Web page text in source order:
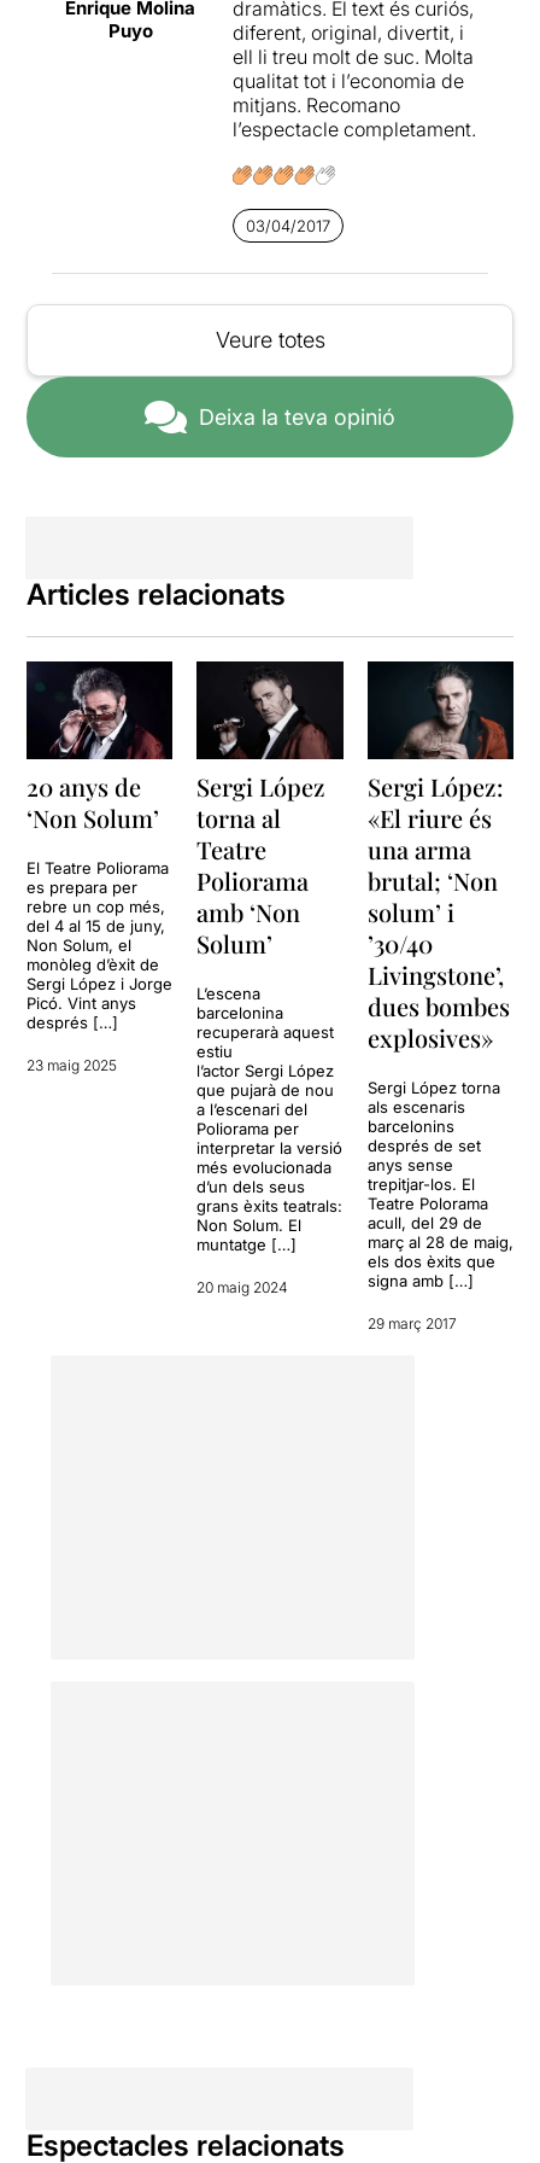
per connectar amb el públic
a través d’un llenguatge
escènic proper i universal.
En definitiva,Non Solumés
una peça singular, intel·ligent
i sensible. Un homenatge al
per les venes d’un actor
veritablement compromès.
Enrique Molina
Puyo
dramàtics. El text és curiós,
diferent, original, divertit, i
ell li treu molt de suc. Molta
qualitat tot i l’economia de
mitjans. Recomano
l’espectacle completament.
03/04/2017
Veure totes
Deixa la teva opinió
Articles relacionats
20 anys de
‘Non Solum’
El Teatre Poliorama
es prepara per
rebre un cop més,
del 4 al 15 de juny,
Non Solum, el
monòleg d’èxit de
Sergi López i Jorge
Picó. Vint anys
després […]
23 maig 2025
Sergi López
torna al
Teatre
Poliorama
amb ‘Non
Solum’
L’escena
barcelonina
recuperarà aquest
estiu
l’actor Sergi López
que pujarà de nou
a l’escenari del
Poliorama per
interpretar la versió
més evolucionada
d’un dels seus
grans èxits teatrals:
Non Solum. El
muntatge […]
20 maig 2024
Sergi López:
«El riure és
una arma
brutal; ‘Non
solum’ i
’30/40
Livingstone’,
dues bombes
explosives»
Sergi López torna
als escenaris
barcelonins
després de set
anys sense
trepitjar-los. El
Teatre Polorama
acull, del 29 de
març al 28 de maig,
els dos èxits que
signa amb […]
29 març 2017
Espectacles relacionats